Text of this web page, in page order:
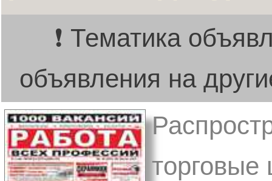
❗ Тематика
объявления на
торговые